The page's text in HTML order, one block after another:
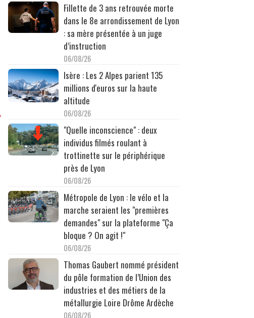
Fillette de 3 ans retrouvée morte
dans le 8e arrondissement de Lyon
: sa mère présentée à un juge
d’instruction
06/08/26
Isère : Les 2 Alpes parient 135
millions d'euros sur la haute
altitude
06/08/26
"Quelle inconscience" : deux
individus filmés roulant à
trottinette sur le périphérique
près de Lyon
06/08/26
Métropole de Lyon : le vélo et la
marche seraient les "premières
demandes" sur la plateforme "Ça
bloque ? On agit !"
06/08/26
Thomas Gaubert nommé président
du pôle formation de l’Union des
industries et des métiers de la
métallurgie Loire Drôme Ardèche
06/08/26